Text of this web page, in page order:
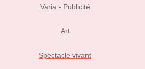
Varia - Publicité
Art
Spectacle vivant